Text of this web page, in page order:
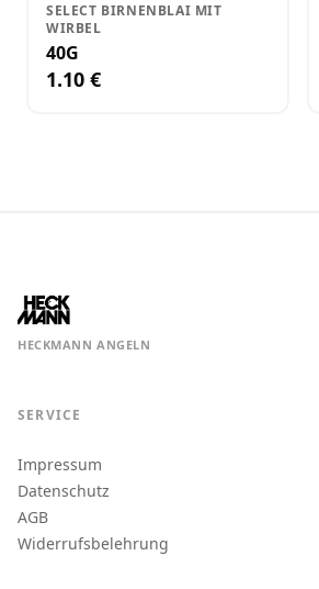
SELECT BIRNENBLAI MIT
WIRBEL
40G
1.10 €
HECKMANN ANGELN
SERVICE
Impressum
Datenschutz
AGB
Widerrufsbelehrung